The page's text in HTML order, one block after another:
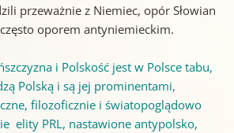
przeważnie z Niemiec, opór Słowian
oporem antyniemieckim.
i Polskość jest w Polsce tabu,
Polską i są jej prominentami,
filozoficznie i światopoglądowo
elity PRL, nastawione antypolsko,